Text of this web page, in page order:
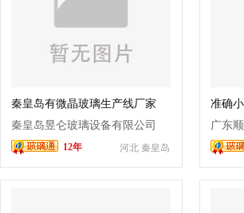
秦皇岛有微晶玻璃生产线厂家
秦皇岛昱仑玻璃设备有限公司
河北 秦皇岛
12年
准确
广东